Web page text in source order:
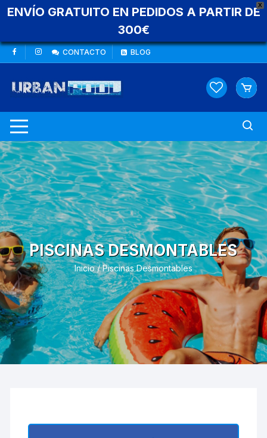
X
ENVÍO GRATUITO EN PEDIDOS A PARTIR DE
300€
Saltar
al
CONTACTO BLOG
PISCINAS DESMONTABLES
Inicio/ Piscinas Desmontables